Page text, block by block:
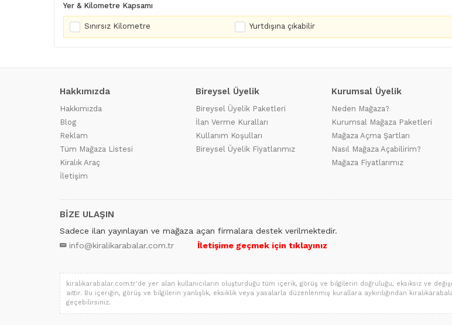
Yer & Kilometre Kapsamı
Sınırsız Kilometre Yurtdışına çıkabilir
Hakkımızda
Hakkımızda
Blog
Reklam
Tüm Mağaza Listesi
Kiralık Araç
İletişim
Bireysel Üyelik
Bireysel Üyelik Paketleri
İlan Verme Kuralları
Kullanım Koşulları
Bireysel Üyelik Fiyatlarımız
Kurumsal Üyelik
Neden Mağaza?
Kurumsal Mağaza Paketleri
Mağaza Açma Şartları
Nasıl Mağaza Açabilirim?
Mağaza Fiyatlarımız
BİZE ULAŞIN
Sadece ilan yayınlayan ve mağaza açan firmalara destek verilmektedir.
info@kiralikarabalar.com.tr
İletişime geçmek için tıklayınız
kiralikarabalar.com.tr'de yer alan kullanıcıların oluşturduğu tüm içerik, görüş ve bilgilerin doğruluğu, eksiksiz ve
aittir. Bu içeriğin, görüş ve bilgilerin yanlışlık, eksiklik veya yasalarla düzenlenmiş kurallara aykırılığından
geçebilirsiniz.